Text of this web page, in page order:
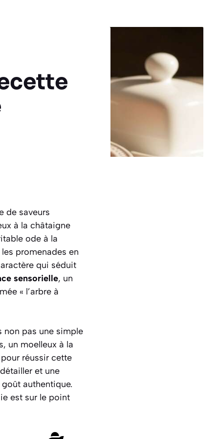
de saveurs
à la châtaigne
ode à la
promenades en
qui séduit
sensorielle, un
« l’arbre à
non pas une simple
un moelleux à la
réussir cette
et une
authentique.
est sur le point